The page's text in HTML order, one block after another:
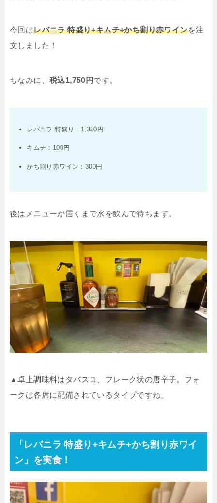
今回はレバニラ 特盛り+キムチ+かち割り赤ワインを注
文しました！
ちなみに、 税込1,750 円 です。
レバニラ 特盛り： 1,350 円
キムチ： 100円
かち割り赤ワイン： 300円
後はメニューが届くまで水を飲んで待ちます。
▲卓上調味料はタバスコ、フレーク状の唐辛子。フォ
ークは各席に配備されているタイプですね。
「レバニラ 特盛り +キムチ+かち割り赤ワイ
ン」を実食！